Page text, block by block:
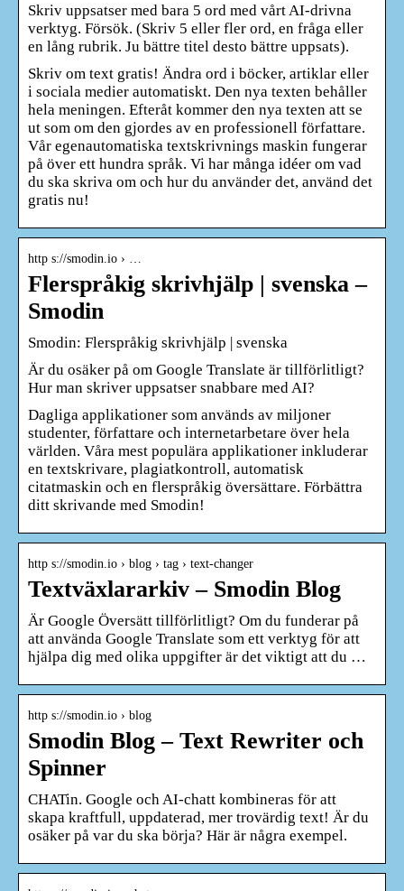
Skriv uppsatser med bara 5 ord med vårt AI-drivna
verktyg. Försök. (Skriv 5 eller fler ord, en fråga eller
en lång rubrik. Ju bättre titel desto bättre uppsats).
Skriv om text gratis! Ändra ord i böcker, artiklar eller
i sociala medier automatiskt. Den nya texten behåller
hela meningen. Efteråt kommer den nya texten att se
ut som om den gjordes av en professionell författare.
Vår egenautomatiska textskrivnings maskin fungerar
på över ett hundra språk. Vi har många idéer om vad
du ska skriva om och hur du använder det, använd det
gratis nu!
http s://smodin.io › …
Flerspråkig skrivhjälp | svenska –
Smodin
Smodin: Flerspråkig skrivhjälp | svenska
Är du osäker på om Google Translate är tillförlitligt?
Hur man skriver uppsatser snabbare med AI?
Dagliga applikationer som används av miljoner
studenter, författare och internetarbetare över hela
världen. Våra mest populära applikationer inkluderar
en textskrivare, plagiatkontroll, automatisk
citatmaskin och en flerspråkig översättare. Förbättra
ditt skrivande med Smodin!
http s://smodin.io › blog › tag › text-changer
Textväxlararkiv – Smodin Blog
Är Google Översätt tillförlitligt? Om du funderar på
att använda Google Translate som ett verktyg för att
hjälpa dig med olika uppgifter är det viktigt att du …
http s://smodin.io › blog
Smodin Blog – Text Rewriter och
Spinner
CHATin. Google och AI-chatt kombineras för att
skapa kraftfull, uppdaterad, mer trovärdig text! Är du
osäker på var du ska börja? Här är några exempel.